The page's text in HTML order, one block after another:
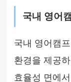
국내 영어
국내 영어캠
환경을 제공
효율성 면에